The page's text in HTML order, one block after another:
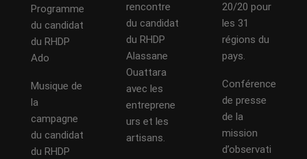
Programme
du candidat
du RHDP
Ado
Musique de
la
campagne
du candidat
du RHDP
rencontre
du candidat
du RHDP
Alassane
Ouattara
avec les
entreprene
urs et les
artisans.
20/20 pour
les 31
régions du
pays.
Conférence
de presse
de la
mission
d’observati